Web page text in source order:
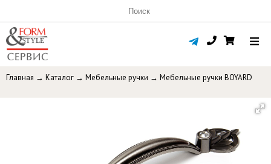
Главная → Каталог → Мебельные ручки → Мебельные ручки BOYARD